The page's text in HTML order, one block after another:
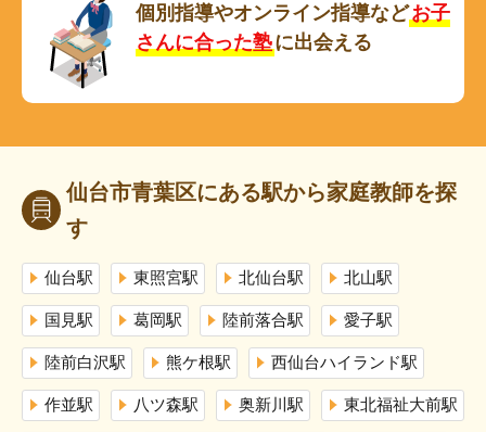
個別指導やオンライン指導などお子
さんに合った塾に出会える
仙台市青葉区にある駅から家庭教師を探
す
仙台駅 東照宮駅 北仙台駅 北山駅
国見駅 葛岡駅 陸前落合駅 愛子駅
陸前白沢駅 熊ケ根駅 西仙台ハイランド駅
作並駅 八ツ森駅 奥新川駅 東北福祉大前駅